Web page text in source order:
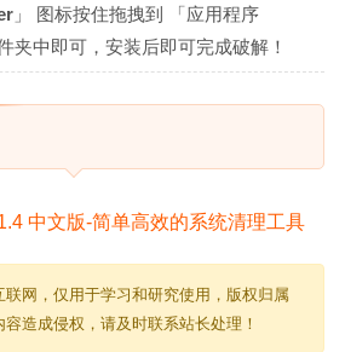
」 图标按住拖拽到 「应用程序
夹中即可，安装后即可完成破解！
联网，仅用于学习和研究使用，版权归属
造成侵权，请及时联系站长处理！